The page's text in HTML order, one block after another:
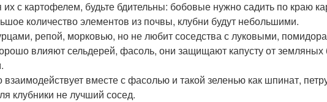
с картофелем, будьте бдительны: бобовые нужно садить по краю
количество элементов из почвы, клубни будут небольшими.
репой, морковью, но не любит соседства с луковыми,
влияют сельдерей, фасоль, они защищают капусту от земляных
вместе с фасолью и такой зеленью как шпинат,
клубники не лучший сосед.